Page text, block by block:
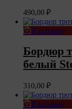
490,00 ₽
В корзину
Бордюр
белый
310,00 ₽
В корзину